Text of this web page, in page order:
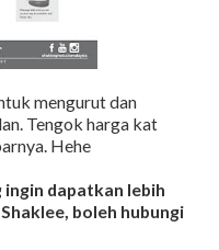
mengurut dan
Tengok harga kat
Hehe
ingin dapatkan lebih
boleh hubungi